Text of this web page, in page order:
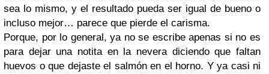
sea lo mismo, y el resultado pueda ser igual de bueno o
incluso mejor… parece que pierde el carisma.
Porque, por lo general, ya no se escribe apenas si no es
para dejar una notita en la nevera diciendo que faltan
huevos o que dejaste el salmón en el horno. Y ya casi ni